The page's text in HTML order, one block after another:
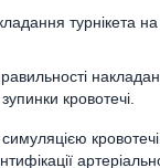
турнікета на
кровотечі.